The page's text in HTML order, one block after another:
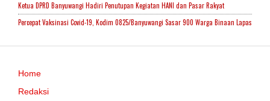
Ketua DPRD Banyuwangi Hadiri Penutupan Kegiatan HANI dan Pasar Rakyat
Percepat Vaksinasi Covid-19, Kodim 0825/Banyuwangi Sasar 900 Warga Binaan Lapas
Home
Redaksi